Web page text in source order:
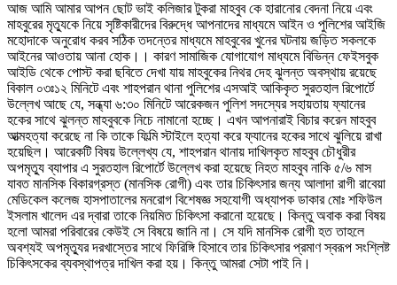
আজ আমি আমার আপন ছোট ভাই কলিজার টুকরা মাহবুব কে হারানোর বেদনা নিয়ে এবং
মাহবুরের মৃত্যুকে নিয়ে সৃষ্টিকারীদের বিরুদ্ধে আপনাদের মাধ্যমে আইন ও পুলিশের আইজি
মহোদাকে অনুরোধ করব সঠিক তদন্তের মাধ্যমে মাহবুবের খুনের ঘটনায় জড়িত সকলকে
আইনের আওতায় আনা হোক।। কারণ সামাজিক যোগাযোগ মাধ্যমে বিভিন্ন ফেইসবুক
আইডি থেকে পোস্ট করা ছবিতে দেখা যায় মাহবুকের নিথর দেহ ঝুলন্ত অবস্থায় রয়েছে
বিকাল ০৩ঃ১২ মিনিটে এবং শাহপরান থানা পুলিশের এসআই আকিকৃত সুরতহাল রিপোর্টে
উল্লেখ আছে যে, সন্ধ্যা ৬:৩০ মিনিটে আরেকজন পুলিশ সদস্যের সহায়তায় ফ্যানের
হকের সাথে ঝুলন্ত মাহবুবকে নিচে নামানো হচ্ছে। এখন আপনারাই বিচার করেন মাহবুব
আত্মহত্যা করেছে না কি তাকে ফিল্মি স্টাইলে হত্যা করে ফ্যানের হকের সাথে ঝুলিয়ে রাখা
হয়েছিল। আরেকটি বিষয় উল্লেখ্য যে, শাহপরান থানায় দাখিলকৃত মাহবুব চৌধুরীর
অপমৃত্যু ব্যাপার এ সুরতহাল রিপোর্টে উল্লেখ করা হয়েছে নিহত মাহবুব নাকি ৫/৬ মাস
যাবত মানসিক বিকারগ্রস্ত (মানসিক রোগী) এবং তার চিকিৎসার জন্য আলাদা রাগী রাবেয়া
মেডিকেল কলেজ হাসপাতালের মনরোগ বিশেষজ্ঞ সহযোগী অধ্যাপক ডাকার মোঃ শফিউল
ইসলাম খালেদ এর দ্বারা তাকে নিয়মিত চিকিৎসা করানো হয়েছে। কিন্তু অবাক করা বিষয়
হলো আমরা পরিবারের কেউই সে বিষয়ে জানি না। সে যদি মানসিক রোগী হত তাহলে
অবশ্যই অপমৃত্যুর দরখাস্তের সাথে ফিরিঙ্গি হিসাবে তার চিকিৎসার প্রমাণ স্বরূপ সংশ্লিষ্ট
চিকিৎসকের ব্যবস্থাপত্র দাখিল করা হয়। কিন্তু আমরা সেটা পাই নি।